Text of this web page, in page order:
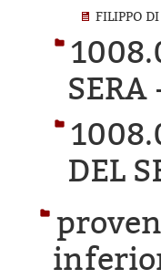
FILIPPO
SERA
DEL